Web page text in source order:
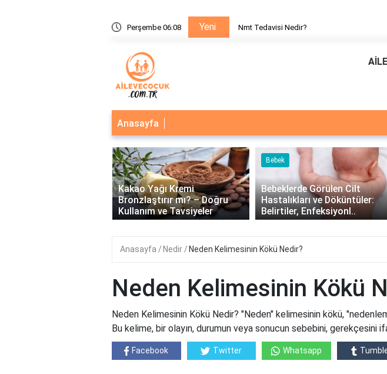
Perşembe 06:08 Yeni Nmt Tedavisi Nedir?
AİLE
Anasayfa
Kakao Yağı Kremi
Bronzlaştırır mı? – Doğru
Kullanım ve Tavsiyeler
Bebek
Bebeklerde Görülen Cilt
Hastalıkları ve Döküntüler:
Belirtiler, Enfeksiyonl..
‹
Anasayfa Nedir Neden Kelimesinin Kökü Nedir?
Neden Kelimesinin Kökü
Neden Kelimesinin Kökü Nedir? "Neden" kelimesinin kökü,
Bu kelime, bir olayın, durumun veya sonucun sebebini, gerekçesini
Facebook Twitter Whatsapp